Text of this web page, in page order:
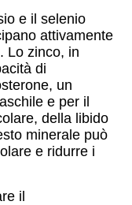
e il selenio
attivamente
Lo zinco, in
di
un
e per il
della libido
minerale può
e ridurre i
il